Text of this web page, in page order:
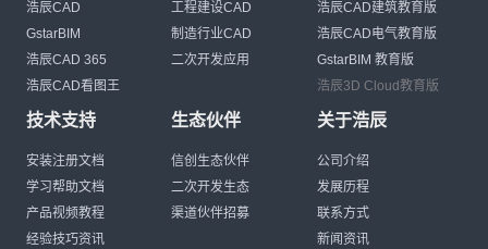
浩辰CAD
GstarBIM
浩辰CAD 365
浩辰CAD看图王
工程建设CAD
制造行业CAD
二次开发应用
浩辰CAD建筑教育版
浩辰CAD电气教育版
GstarBIM 教育版
浩辰3D Cloud教育版
技术支持
安装注册文档
学习帮助文档
产品视频教程
经验技巧资讯
生态伙伴
信创生态伙伴
二次开发生态
渠道伙伴招募
关于浩辰
公司介绍
发展历程
联系方式
新闻资讯